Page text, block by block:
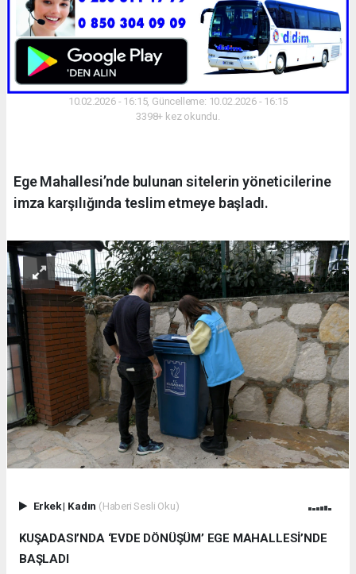
10.02.2026 - 16:15, Güncelleme: 10.02.2026 - 16:15
3398+ kez okundu.
Ege Mahallesi’nde bulunan sitelerin yöneticilerine
imza karşılığında teslim etmeye başladı.
Erkek| Kadın (Haberi Sesli Oku)
KUŞADASI’NDA ‘EVDE DÖNÜŞÜM’ EGE MAHALLESİ’NDE
BAŞLADI